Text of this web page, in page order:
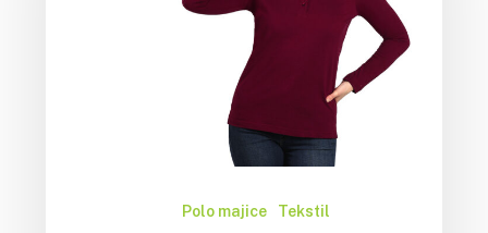
Polo majice Tekstil